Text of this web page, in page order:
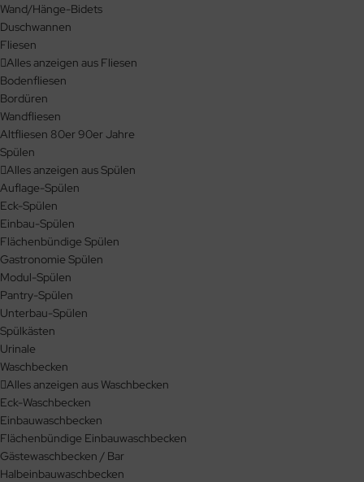
Wand/Hänge-Bidets
Duschwannen
Fliesen
Alles anzeigen aus Fliesen
Bodenfliesen
Bordüren
Wandfliesen
Altfliesen 80er 90er Jahre
Spülen
Alles anzeigen aus Spülen
Auflage-Spülen
Eck-Spülen
Einbau-Spülen
Flächenbündige Spülen
Gastronomie Spülen
Modul-Spülen
Pantry-Spülen
Unterbau-Spülen
Spülkästen
Urinale
Waschbecken
Alles anzeigen aus Waschbecken
Eck-Waschbecken
Einbauwaschbecken
Flächenbündige Einbauwaschbecken
Gästewaschbecken / Bar
Halbeinbauwaschbecken